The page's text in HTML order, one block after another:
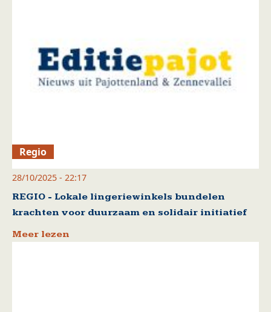
Regio
28/10/2025 - 22:17
REGIO - Lokale lingeriewinkels bundelen
krachten voor duurzaam en solidair initiatief
Meer lezen